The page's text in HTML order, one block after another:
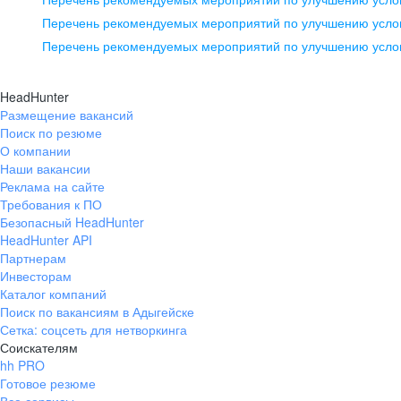
pr@ural.hh.ru
помещение 21
+7 383 207-94-64
pr@nsk.hh.ru
Перечень рекомендуемых мероприятий по улучшению
Перечень рекомендуемых мероприятий по улучшению
HeadHunter
Размещение вакансий
Поиск по резюме
О компании
Наши вакансии
Реклама на сайте
Требования к ПО
Безопасный HeadHunter
HeadHunter API
Партнерам
Инвесторам
Каталог компаний
Поиск по вакансиям в Адыгейске
Сетка: соцсеть для нетворкинга
Соискателям
hh PRO
Готовое резюме